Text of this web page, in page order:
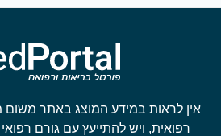
אין לראות במידע המוצג באתר משום
רפואית, ויש להתייעץ עם גורם